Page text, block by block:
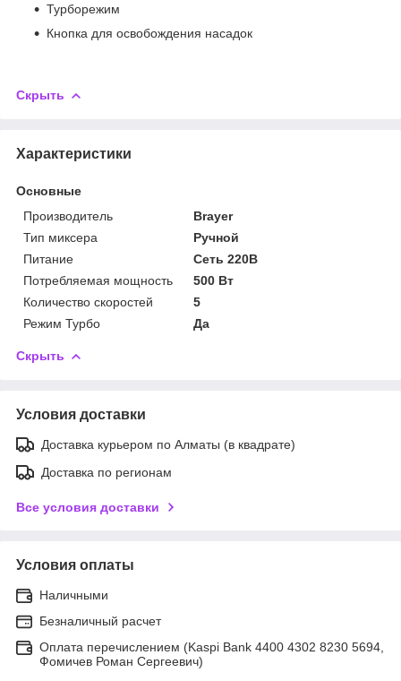
Турборежим
Кнопка для освобождения насадок
Скрыть
Характеристики
Основные
Производитель
Brayer
Тип миксера
Ручной
Питание
Сеть 220В
Потребляемая мощность
500 Вт
Количество скоростей
5
Режим Турбо
Да
Скрыть
Условия доставки
Доставка курьером по Алматы (в квадрате)
Доставка по регионам
Все условия доставки
Условия оплаты
Наличными
Безналичный расчет
Оплата перечислением (Kaspi Bank 4400 4302 8230 5694,
Фомичев Роман Сергеевич)